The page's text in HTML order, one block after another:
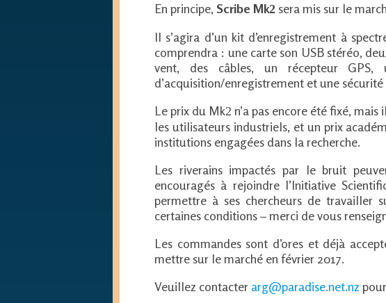
En principe, Scribe Mk2 sera mis sur le
Il s’agira d’un kit d’enregistrement à
comprendra : une carte son USB stéréo,
vent, des câbles, un récepteur
d’acquisition/enregistrement et une sécurité
Le prix du Mk2 n’a pas encore été fixé,
les utilisateurs industriels, et un prix
institutions engagées dans la recherche.
Les riverains impactés par le bruit
encouragés à rejoindre l’Initiative
permettre à ses chercheurs de travailler
certaines conditions – merci de vous
Les commandes sont d’ores et déjà
mettre sur le marché en février 2017.
Veuillez contacter arg@paradise.net.nz